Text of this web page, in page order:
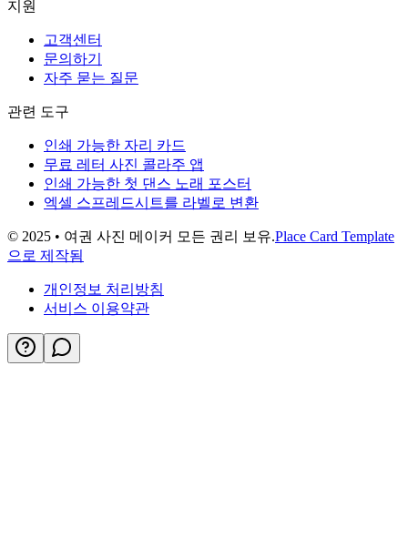
지원
고객센터
문의하기
자주 묻는 질문
관련 도구
인쇄 가능한 자리 카드
무료 레터 사진 콜라주 앱
인쇄 가능한 첫 댄스 노래 포스터
엑셀 스프레드시트를 라벨로 변환
© 2025 • 여권 사진 메이커 모든 권리 보유.Place Card Template
으로 제작됨
개인정보 처리방침
서비스 이용약관